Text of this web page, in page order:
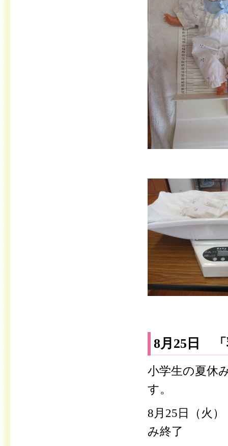
8月25日 「
小学生の夏休
す。
8月25日（火
み終了